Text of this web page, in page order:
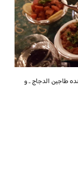
طاجين الدجاج .. و